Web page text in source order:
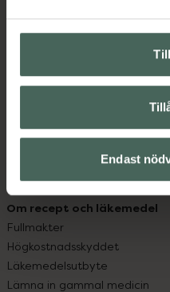
Endast
Handla tryggt
Leverans, betalning och retur
Sajtens tillgänglighet
Köpvillkor
Om recept och läkemedel
Fullmakter
Högkostnadsskyddet
Läkemedelsutbyte
Lämna in gammal medicin